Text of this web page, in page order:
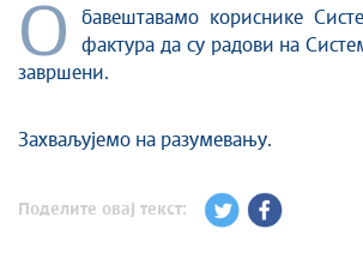
О
бавештавамо кориснике
фактура да су радови на
завршени.
Захваљујемо на разумевању.
Поделите овај текст: